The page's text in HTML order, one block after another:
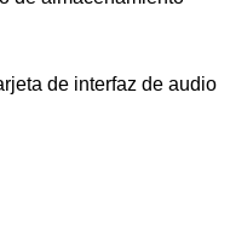
de interfaz de audio